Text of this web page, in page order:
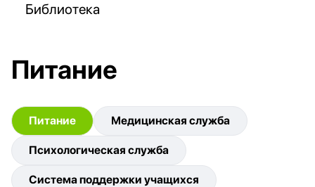
Библиотека
Питание
Питание Медицинская служба
Психологическая служба
Система поддержки учащихся